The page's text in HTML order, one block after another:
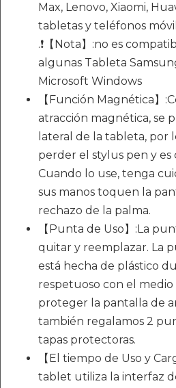
Max, Lenovo, Xiaomi,
tabletas y teléfonos
.❗【Nota】:no es
algunas Tableta
Microsoft Windows
【Función Magnética】
atracción magnética, se
lateral de la tableta, por
perder el stylus pen y
Cuando lo use, tenga
sus manos toquen la
rechazo de la palma.
【Punta de Uso】:La
quitar y reemplazar. La
está hecha de plástico
respetuoso con el
proteger la pantalla de
también regalamos 2
tapas protectoras.
【El tiempo de Uso y
tablet utiliza la interfaz